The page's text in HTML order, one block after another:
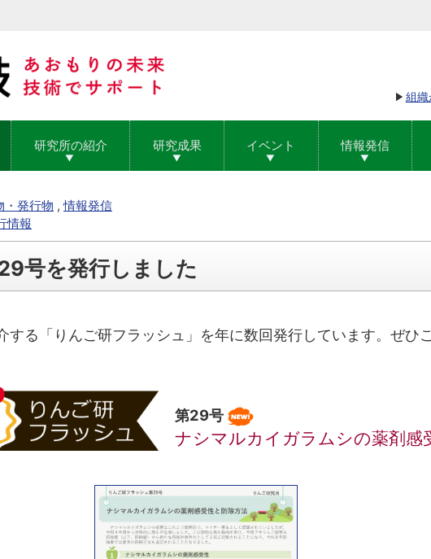
組織
研究所の紹介 研究成果 イベント 情報発信
・発行物 ,情報発信
情報
号を発行しました
する「りんご研フラッシュ」を年に数回発行しています。ぜひ
第29号
ナシマルカイガラムシの薬剤感